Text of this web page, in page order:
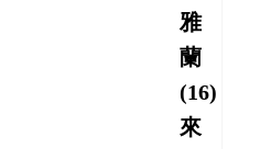
雅
蘭
(16)
來